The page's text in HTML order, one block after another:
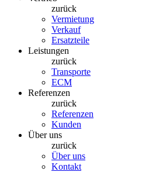
zurück
Vermietung
Verkauf
Ersatzteile
Leistungen
zurück
Transporte
ECM
Referenzen
zurück
Referenzen
Kunden
Über uns
zurück
Über uns
Kontakt